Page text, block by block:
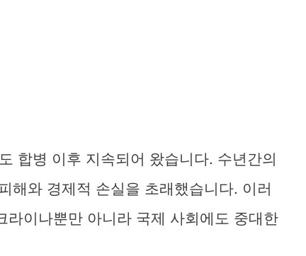
합병 이후 지속되어 왔습니다. 수년간의
해와 경제적 손실을 초래했습니다. 이러
라이나뿐만 아니라 국제 사회에도 중대한